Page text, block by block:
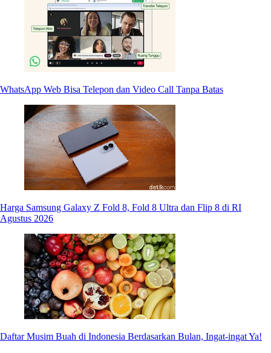
WhatsApp Web Bisa Telepon dan Video Call Tanpa Batas
Harga Samsung Galaxy Z Fold 8, Fold 8 Ultra dan Flip 8 di RI
Agustus 2026
Daftar Musim Buah di Indonesia Berdasarkan Bulan, Ingat-ingat Ya!